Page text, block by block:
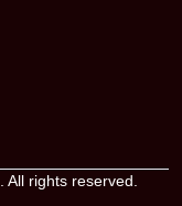
. All rights reserved.